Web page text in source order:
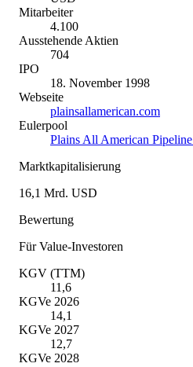
Mitarbeiter
4.100
Ausstehende Aktien
704
IPO
18. November 1998
Webseite
plainsallamerican.com
Eulerpool
Plains All American
Marktkapitalisierung
16,1 Mrd. USD
Bewertung
Für Value-Investoren
KGV (TTM)
11,6
KGVe 2026
14,1
KGVe 2027
12,7
KGVe 2028